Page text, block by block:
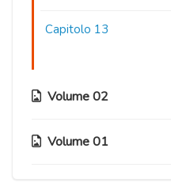
Capitolo 13
Volume 02
Capitolo 12
Volume 01